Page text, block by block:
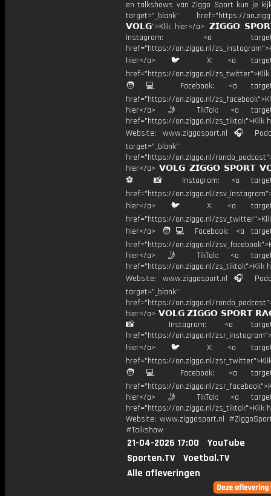
en talkshows van Ziggo Sport kun je
target="_blank" href="https://
𝗩𝗢𝗟𝗚">Klik hier</a> 𝗭𝗜𝗚𝗚𝗢
Instagram: <a
href="https://on.ziggo.nl/
hier</a> 🐦 X: <a
href="https://on.ziggo.nl/
🧑💻 Facebook: <a
href="https://on.ziggo.nl/
hier</a> 🤳 TikTok: <a
href="https://on.ziggo.nl/zs_tiktok">Klik
Website: www.ziggosport.nl 🎧
target="_blank"
href="https://on.ziggo.nl/
hier</a> 𝗩𝗢𝗟𝗚 𝗭𝗜𝗚𝗚𝗢 𝗦𝗣𝗢𝗥𝗧
⚽️ 📸 Instagram: <a
href="https://on.ziggo.nl/
hier</a> 🐦 X: <a
href="https://on.ziggo.nl/
hier</a> 🧑💻 Facebook: <a
href="https://on.ziggo.nl/
hier</a> 🤳 TikTok: <a
href="https://on.ziggo.nl/zs_tiktok">Klik
Website: www.ziggosport.nl 🎧
target="_blank"
href="https://on.ziggo.nl/
hier</a> 𝗩𝗢𝗟𝗚 𝗭𝗜𝗚𝗚𝗢 𝗦𝗣𝗢𝗥𝗧
📸 Instagram: <a
href="https://on.ziggo.nl/
hier</a> 🐦 X: <a
href="https://on.ziggo.nl/
🧑💻 Facebook: <a
href="https://on.ziggo.nl/
hier</a> 🤳 TikTok: <a
href="https://on.ziggo.nl/zs_tiktok">Klik
Website: www.ziggosport.nl
#Talkshow
21-04-2026 17:00
YouTube
Sporten.TV
Voetbal.TV
Alle afleveringen